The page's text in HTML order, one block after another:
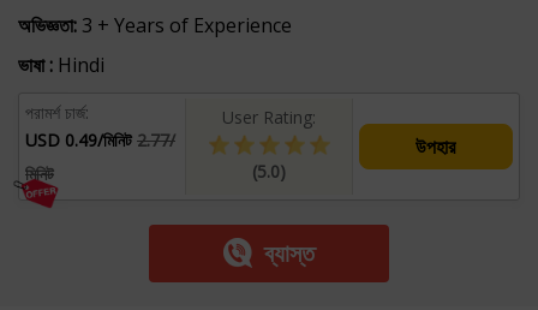
অভিজ্ঞতা: 3 + Years of Experience
ভাষা : Hindi
পরামর্শ চার্জ:
USD 0.49/মিনিট 2.77/
মিনিট
User Rating:
(5.0)
উপহার
ব্যাস্ত